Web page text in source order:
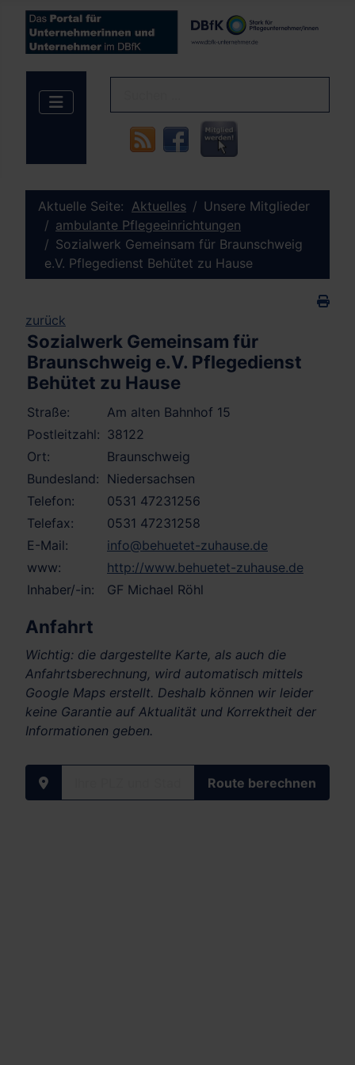
Aktuelle Seite: Aktuelles
Unsere Mitglieder
ambulante Pflegeeinrichtungen
Sozialwerk Gemeinsam für Braunschweig
e.V. Pflegedienst Behütet zu Hause
zurück
Sozialwerk Gemeinsam für
Braunschweig e.V. Pflegedienst
Behütet zu Hause
Straße:
Am alten Bahnhof 15
Postleitzahl: 38122
Ort:
Braunschweig
Bundesland: Niedersachsen
Telefon:
0531 47231256
Telefax:
0531 47231258
E-Mail:
info@behuetet-zuhause.de
www:
http://www.behuetet-zuhause.de
Inhaber/-in:
GF Michael Röhl
Anfahrt
Wichtig: die dargestellte Karte, als auch die
Anfahrtsberechnung, wird automatisch mittels
Google Maps erstellt. Deshalb können wir leider
keine Garantie auf Aktualität und Korrektheit der
Informationen geben.
Ihre PLZ und Stadt